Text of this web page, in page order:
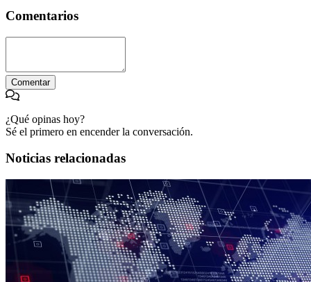
Comentarios
Comentar
¿Qué opinas hoy?
Sé el primero en encender la conversación.
Noticias relacionadas